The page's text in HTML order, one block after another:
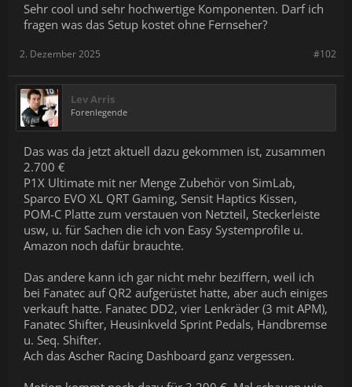
Sehr cool und sehr hochwertige Komponenten. Darf ich
fragen was das Setup kostet ohne Fernseher?
#102
2. Dezember 2025
Lev Arris
Forenlegende
Das was da jetzt aktuell dazu gekommen ist, zusammen
2.700 €
P1X Ultimate mit ner Menge Zubehör von SimLab,
Sparco EVO XL QRT Gaming, Sensit Haptics Kissen,
POM-C Platte zum verstauen von Netzteil, Steckerleiste
usw, u. für Sachen die ich von Easy Systemprofile u.
Amazon noch dafür brauchte.
Das andere kann ich gar nicht mehr beziffern, weil ich
bei Fanatec auf QR2 aufgerüstet hatte, aber auch einiges
verkauft hatte. Fanatec DD2, vier Lenkräder (3 mit APM),
Fanatec Shifter, Heusinkveld Sprint Pedals, Handbremse
u. Seq. Shifter.
Ach das Ascher Racing Dashboard ganz vergessen.